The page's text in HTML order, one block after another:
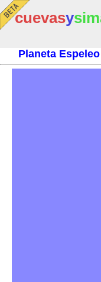
cuevasy
Planeta Espeleo